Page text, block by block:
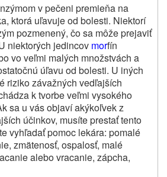
v pečeni premieňa na
ktorá uľavuje od bolesti. Niektorí
pozmenený, čo sa môže prejaviť
niektorých jedincov morfín
vo veľmi malých množstvách a
úľavu od bolesti. U iných
riziko závažných vedľajších
k tvorbe veľmi vysokého
sa u vás objaví akýkoľvek z
účinkov, musíte prestať tento
vyhľadať pomoc lekára: pomalé
zmätenosť, ospalosť, malé
alebo vracanie, zápcha,